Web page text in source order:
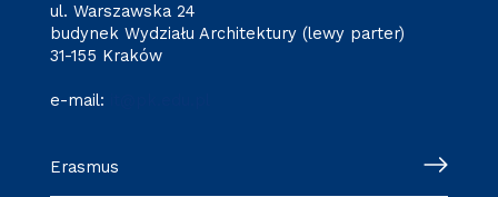
ul. Warszawska 24
budynek Wydziału Architektury (lewy parter)
31-155 Kraków
e-mail:
Erasmus